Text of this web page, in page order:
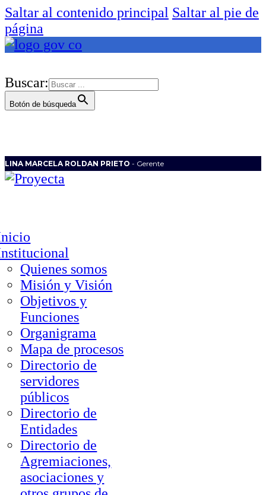
Saltar al contenido principal Saltar al pie de
página
Buscar:
Botón de búsqueda
LINA MARCELA ROLDAN PRIETO - Gerente
Quienes somos
Misión y Visión
Objetivos y
Funciones
Organigrama
Mapa de procesos
Directorio de
servidores
públicos
Directorio de
Entidades
Directorio de
Agremiaciones,
asociaciones y